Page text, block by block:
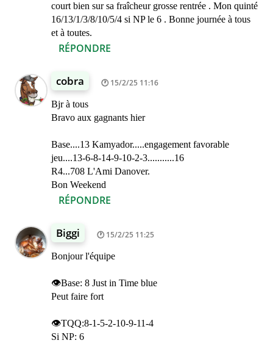
court bien sur sa fraîcheur grosse rentrée . Mon quinté
16/13/1/3/8/10/5/4 si NP le 6 . Bonne journée à tous
et à toutes.
RÉPONDRE
cobra 15/2/25 11:16
Bjr à tous
Bravo aux gagnants hier
Base....13 Kamyador.....engagement favorable
jeu....13-6-8-14-9-10-2-3...........16
R4...708 L'Ami Danover.
Bon Weekend
RÉPONDRE
Biggi 15/2/25 11:25
Bonjour l'équipe
👁️Base: 8 Just in Time blue
Peut faire fort
👁️TQQ:8-1-5-2-10-9-11-4
Si NP: 6